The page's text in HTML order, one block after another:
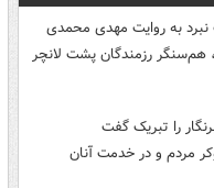
به روایت مهدی محمدی
هم‌سنگر رزمندگان پشت لانچر
را تبریک گفت
مردم و در خدمت آنان